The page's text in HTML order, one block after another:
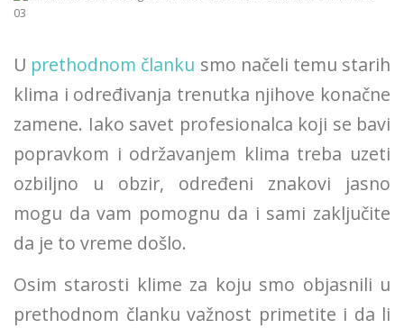
U prethodnom članku smo načeli temu starih
klima i određivanja trenutka njihove konačne
zamene. Iako savet profesionalca koji se bavi
popravkom i održavanjem klima treba uzeti
ozbiljno u obzir, određeni znakovi jasno
mogu da vam pomognu da i sami zaključite
da je to vreme došlo.
Osim starosti klime za koju smo objasnili u
prethodnom članku važnost primetite i da li